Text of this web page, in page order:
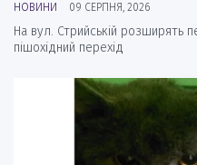
НОВИНИ 09 СЕРПНЯ, 2026
На вул. Стрийській розширять
пішохідний перехід